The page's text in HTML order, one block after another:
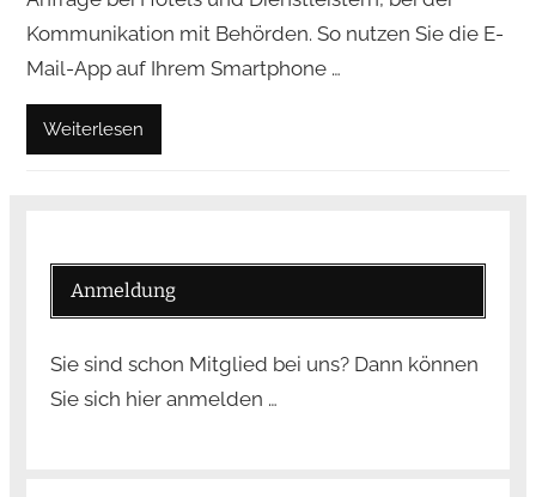
Kommunikation mit Behörden. So nutzen Sie die E-
Mail-App auf Ihrem Smartphone …
Weiterlesen
Anmeldung
Sie sind schon Mitglied bei uns? Dann können
Sie sich hier anmelden …